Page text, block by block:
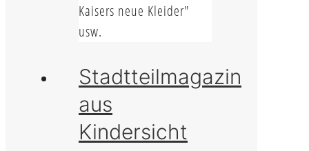
Kaisers neue Kleider"
usw.
Stadtteilmagazin
aus
Kindersicht